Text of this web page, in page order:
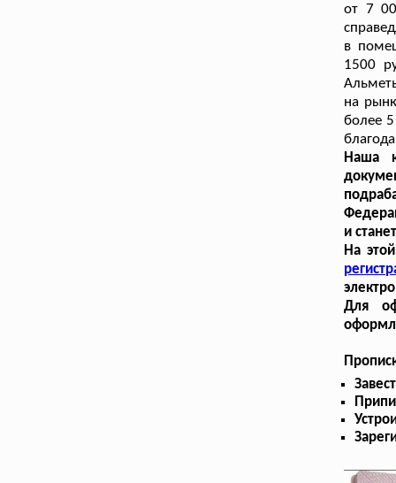
от 7
в
1500
на
более
Наша
и
На
Для